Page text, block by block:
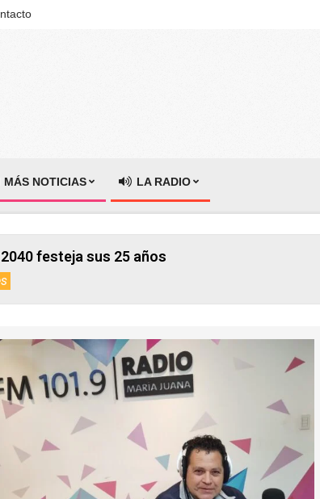
MÁS NOTICIAS LA RADIO
festeja sus 25 años